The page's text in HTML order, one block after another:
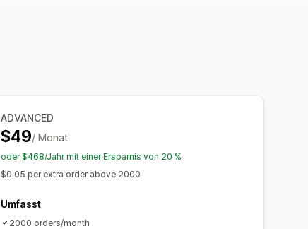
ADVANCED
$49/ Monat
oder $468/Jahr mit einer Ersparnis von 20 %
$0.05 per extra order above 2000
Umfasst
2000 orders/month